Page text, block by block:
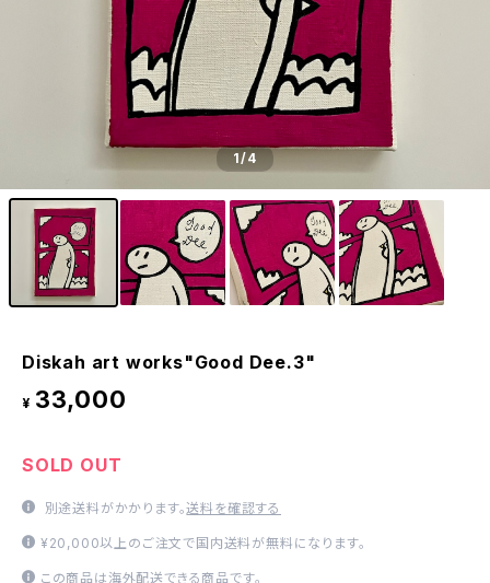
1/4
Diskah art works"Good Dee.3"
¥ 33,000
SOLD OUT
別途送料がかかります。送料を確認する
¥20,000以上のご注文で国内送料が無料になります。
この商品は海外配送できる商品です。